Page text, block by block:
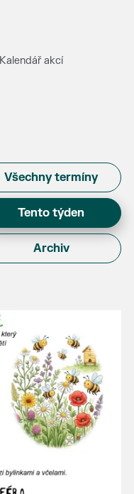
Kalendář akcí
Všechny termíny
Tento týden
Archiv